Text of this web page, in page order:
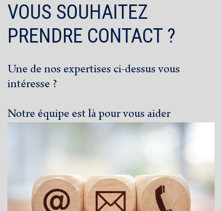
VOUS SOUHAITEZ
PRENDRE CONTACT ?
Une de nos expertises ci-dessus vous
intéresse ?
Notre équipe est là pour vous aider